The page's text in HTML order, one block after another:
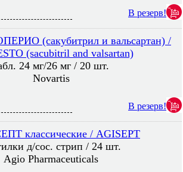
В резерв!
(сакубитрил и вальсартан) /
(sacubitril and valsartan)
24 мг/26 мг / 20 шт.
Novartis
В резерв!
классические / AGISEPT
д/сос. стрип / 24 шт.
Agio Pharmaceuticals